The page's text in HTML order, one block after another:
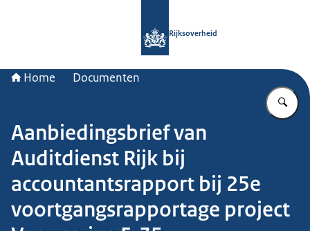
Rijksoverheid
Home Documenten
Aanbiedingsbrief van
Auditdienst Rijk bij
accountantsrapport bij 25e
voortgangsrapportage project